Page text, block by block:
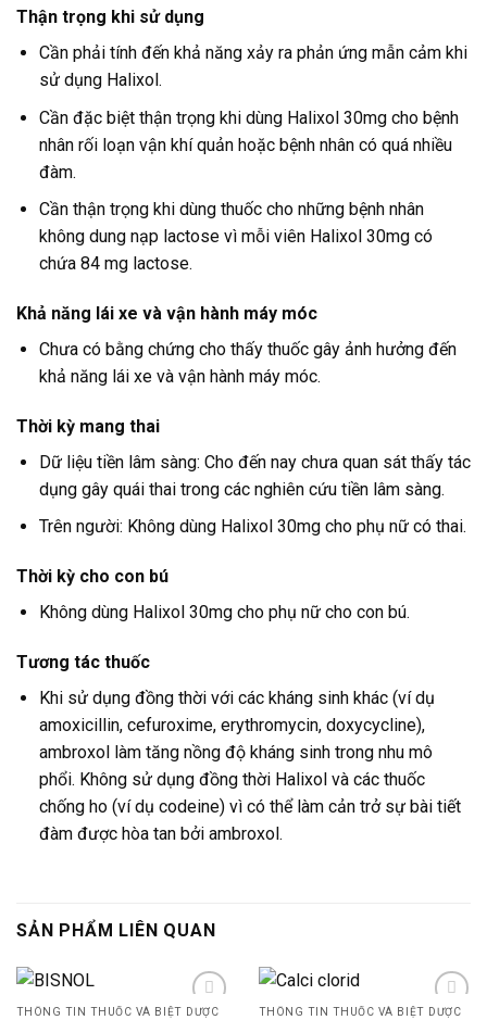
Thận trọng khi sử dụng
Cần phải tính đến khả năng xảy ra phản ứng mẫn cảm khi
sử dụng Halixol.
Cần đặc biệt thận trọng khi dùng Halixol 30mg cho bệnh
nhân rối loạn vận khí quản hoặc bệnh nhân có quá nhiều
đàm.
Cần thận trọng khi dùng thuốc cho những bệnh nhân
không dung nạp lactose vì mỗi viên Halixol 30mg có
chứa 84 mg lactose.
Khả năng lái xe và vận hành máy móc
Chưa có bằng chứng cho thấy thuốc gây ảnh hưởng đến
khả năng lái xe và vận hành máy móc.
Thời kỳ mang thai
Dữ liệu tiền lâm sàng: Cho đến nay chưa quan sát thấy tác
dụng gây quái thai trong các nghiên cứu tiền lâm sàng.
Trên người: Không dùng Halixol 30mg cho phụ nữ có thai.
Thời kỳ cho con bú
Không dùng Halixol 30mg cho phụ nữ cho con bú.
Tương tác thuốc
Khi sử dụng đồng thời với các kháng sinh khác (ví dụ
amoxicillin, cefuroxime, erythromycin, doxycycline),
ambroxol làm tăng nồng độ kháng sinh trong nhu mô
phổi. Không sử dụng đồng thời Halixol và các thuốc
chống ho (ví dụ codeine) vì có thể làm cản trở sự bài tiết
đàm được hòa tan bởi ambroxol.
SẢN PHẨM LIÊN QUAN
THÔNG TIN THUỐC VÀ BIỆT DƯỢC THÔNG TIN THUỐC VÀ BIỆT DƯỢC